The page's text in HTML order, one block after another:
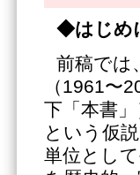
◆はじめ
前稿では
（1961〜
下「本書
という仮
単位とし